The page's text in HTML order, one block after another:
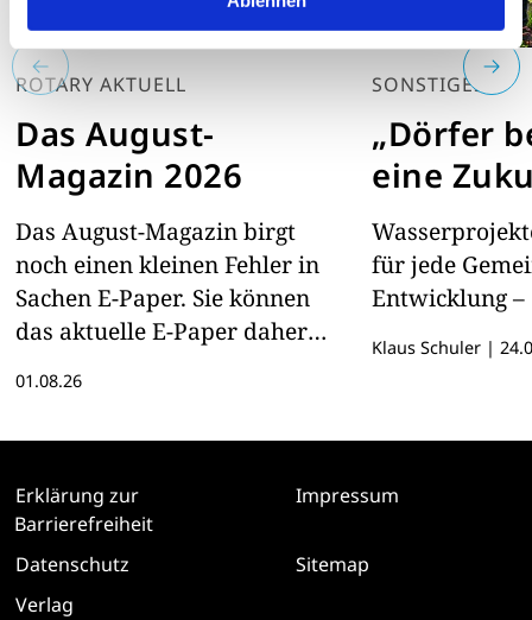
ROTARY AKTUELL
Das August-
Magazin 2026
Das August-Magazin birgt
noch einen kleinen Fehler in
Sachen E-Paper. Sie können
das aktuelle E-Paper daher
01.08.26
SONSTIGES
„Dörfer
eine
für jede
Entwicklung –
Klaus Schuler |
Erklärung zur
Barrierefreiheit
Impressum
Datenschutz
Sitemap
Verlag